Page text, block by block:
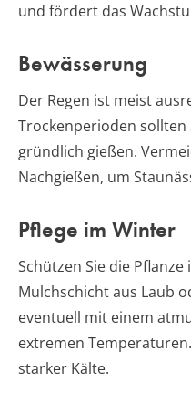
und fördert das
Bewässerung
Der Regen ist meist
Trockenperioden sollten
gründlich gießen.
Nachgießen, um
Pflege im Winter
Schützen Sie die
Mulchschicht aus Laub
eventuell mit einem
extremen
starker Kälte.